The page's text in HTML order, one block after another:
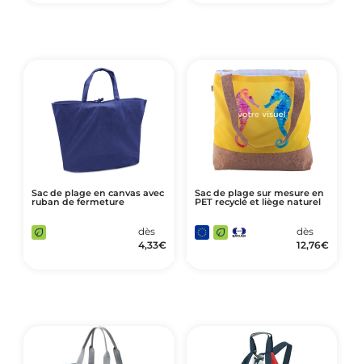
Sac de plage en canvas avec
ruban de fermeture
dès
4,33€
Sac de plage sur mesure en
PET recyclé et liège naturel
dès
12,76€